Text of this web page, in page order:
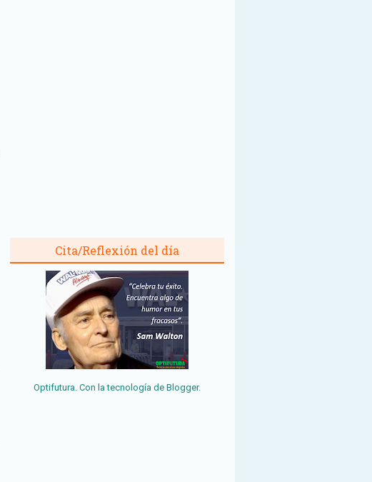
Cita/Reflexión del día
Optifutura. Con la tecnología de Blogger.